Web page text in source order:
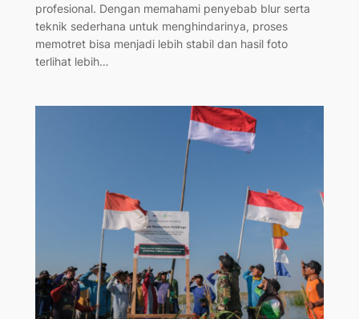
profesional. Dengan memahami penyebab blur serta
teknik sederhana untuk menghindarinya, proses
memotret bisa menjadi lebih stabil dan hasil foto
terlihat lebih…